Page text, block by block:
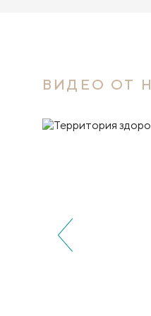
ВИДЕО ОТ